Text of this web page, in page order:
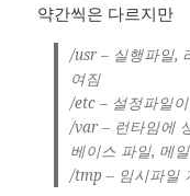
약간씩은 다르지만
/usr – 실행파일,
여짐
/etc – 설정파일
/var – 런타임에
베이스 파일, 메
/tmp – 임시파일